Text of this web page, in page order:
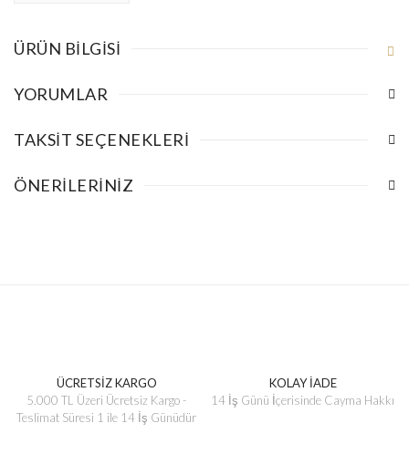
ÜRÜN BILGISI
YORUMLAR
TAKSIT SEÇENEKLERI
ÖNERILERINIZ
ÜCRETSİZ KARGO
5.000 TL Üzeri Ücretsiz Kargo -
Teslimat Süresi 1 ile 14 İş Günüdür
KOLAY İADE
14 İş Günü İçerisinde Cayma Hakkı